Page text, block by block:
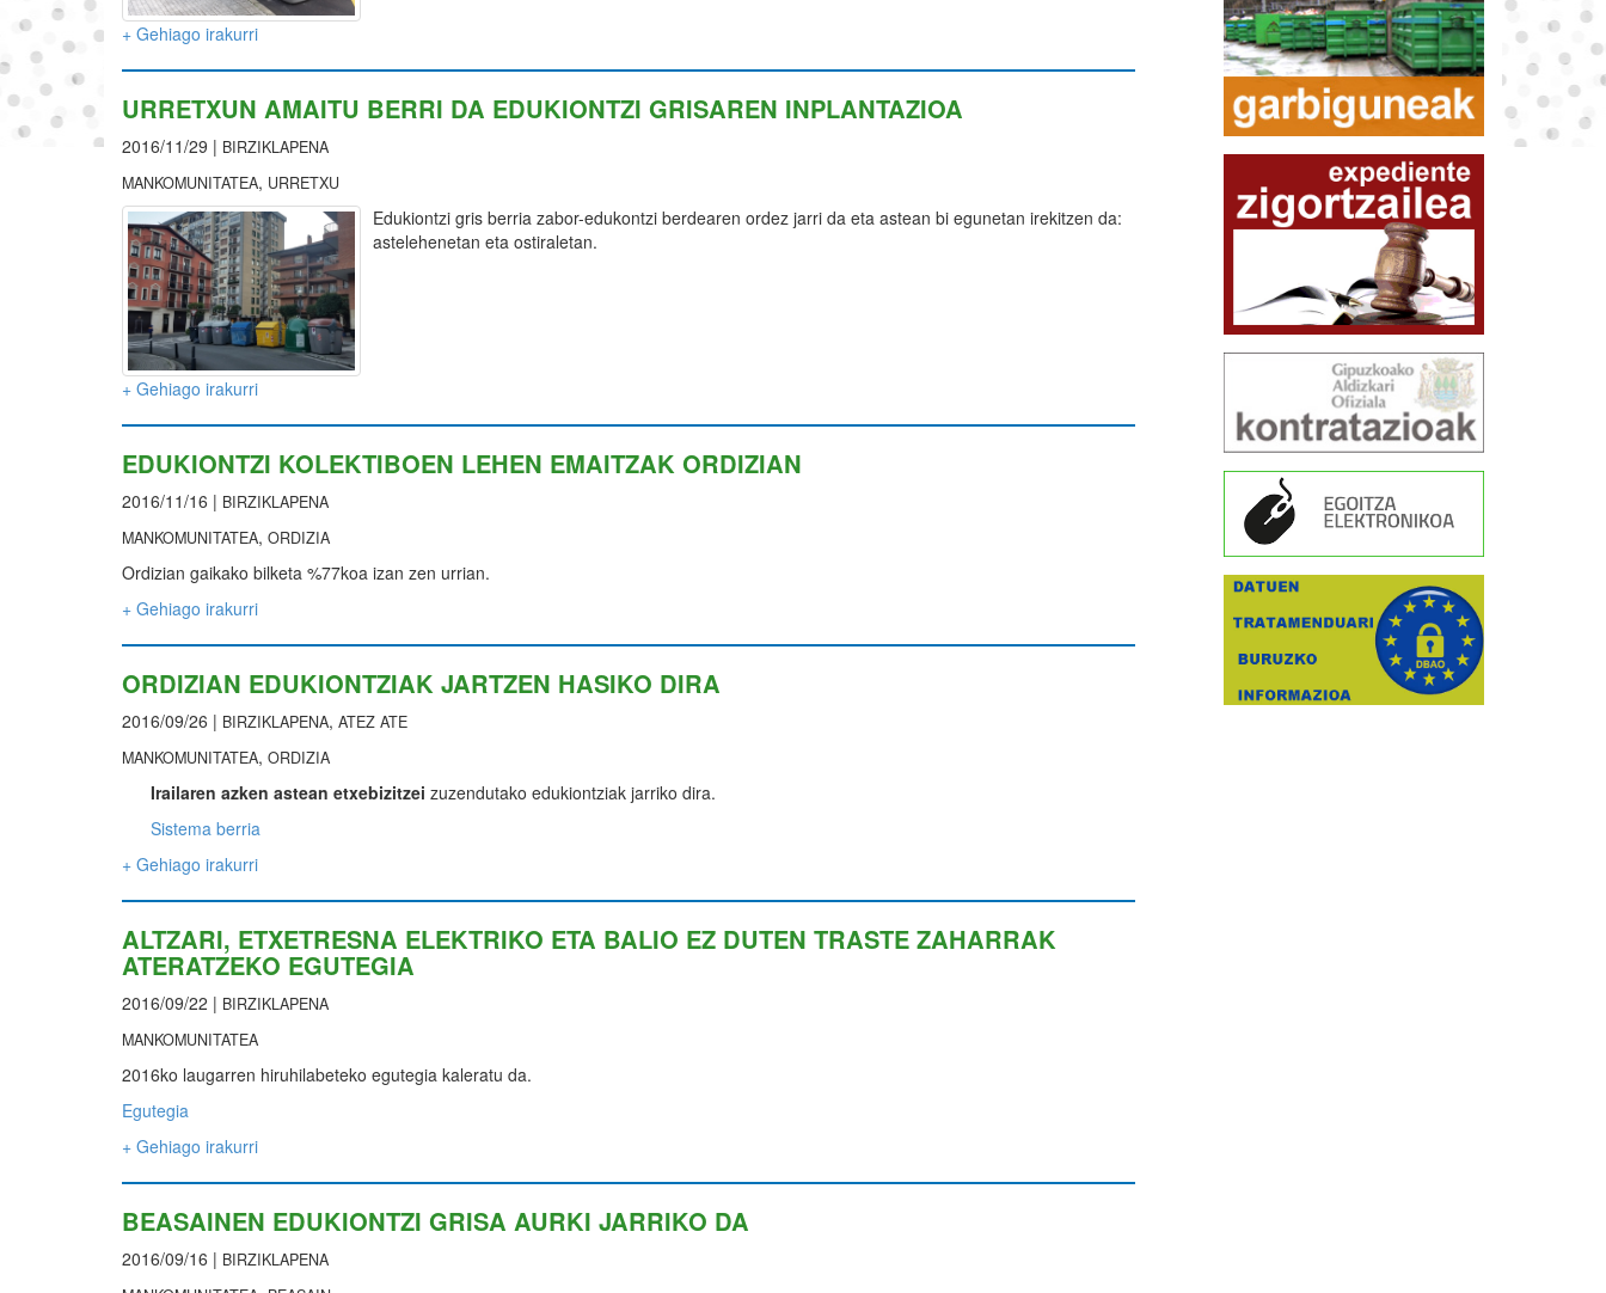
+ Gehiago irakurri
URRETXUN AMAITU BERRI DA EDUKIONTZI GRISAREN INPLANTAZIOA
2016/11/29 | BIRZIKLAPENA
MANKOMUNITATEA, URRETXU
Edukiontzi gris berria zabor-edukontzi berdearen ordez jarri da eta astean bi egunetan irekitzen da:
astelehenetan eta ostiraletan.
+ Gehiago irakurri
EDUKIONTZI KOLEKTIBOEN LEHEN EMAITZAK ORDIZIAN
2016/11/16 | BIRZIKLAPENA
MANKOMUNITATEA, ORDIZIA
Ordizian gaikako bilketa %77koa izan zen urrian.
+ Gehiago irakurri
ORDIZIAN EDUKIONTZIAK JARTZEN HASIKO DIRA
2016/09/26 | BIRZIKLAPENA, ATEZ ATE
MANKOMUNITATEA, ORDIZIA
Irailaren azken astean etxebizitzei zuzendutako edukiontziak jarriko dira.
Sistema berria
+ Gehiago irakurri
ALTZARI, ETXETRESNA ELEKTRIKO ETA BALIO EZ DUTEN TRASTE ZAHARRAK
ATERATZEKO EGUTEGIA
2016/09/22 | BIRZIKLAPENA
MANKOMUNITATEA
2016ko laugarren hiruhilabeteko egutegia kaleratu da.
Egutegia
+ Gehiago irakurri
BEASAINEN EDUKIONTZI GRISA AURKI JARRIKO DA
2016/09/16 | BIRZIKLAPENA